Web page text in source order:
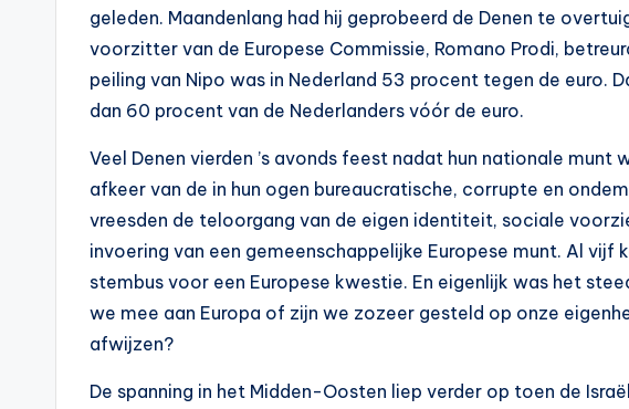
geleden. Maandenlang had hij geprobeerd de Denen te
voorzitter van de Europese Commissie, Romano Prodi,
peiling van Nipo was in Nederland 53 procent tegen de euro.
dan 60 procent van de Nederlanders vóór de euro.
Veel Denen vierden ’s avonds feest nadat hun nationale munt
afkeer van de in hun ogen bureaucratische, corrupte en
vreesden de teloorgang van de eigen identiteit, sociale
invoering van een gemeenschappelijke Europese munt. Al vijf
stembus voor een Europese kwestie. En eigenlijk was het
we mee aan Europa of zijn we zozeer gesteld op onze
afwijzen?
De spanning in het Midden-Oosten liep verder op toen de